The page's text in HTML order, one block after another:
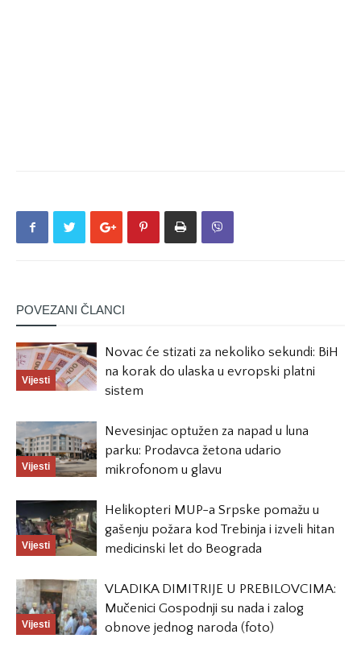
POVEZANI ČLANCI
Vijesti
Novac će stizati za nekoliko sekundi: BiH
na korak do ulaska u evropski platni
sistem
Vijesti
Nevesinjac optužen za napad u luna
parku: Prodavca žetona udario
mikrofonom u glavu
Vijesti
Helikopteri MUP-a Srpske pomažu u
gašenju požara kod Trebinja i izveli hitan
medicinski let do Beograda
Vijesti
VLADIKA DIMITRIJE U PREBILOVCIMA:
Mučenici Gospodnji su nada i zalog
obnove jednog naroda (foto)